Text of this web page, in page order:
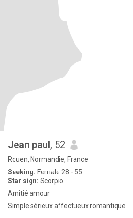
Jean paul, 52
Rouen, Normandie, France
Seeking: Female 28 - 55
Star sign: Scorpio
Amitié amour
Simple sérieux affectueux romantique